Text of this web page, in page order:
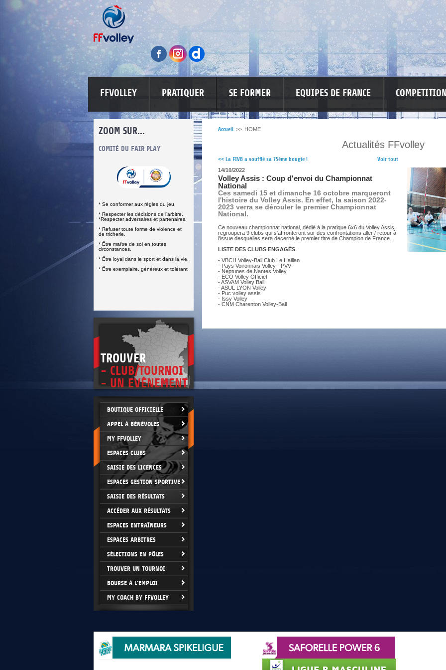
FFVOLLEY PRATIQUER SE FORMER EQUIPES DE FRANCE
ZOOM SUR...
DOCUMENTS UTILES
CLIQUEZ ICI
COMITÉ DU FAIR PLAY
* Se conformer aux règles du jeu.
* Respecter les décisions de l’arbitre.
*Respecter adversaires et partenaires.
* Refuser toute forme de violence et
de tricherie.
* Être maître de soi en toutes
circonstances.
* Être loyal dans le sport et dans la vie.
* Être exemplaire, généreux et tolérant
LUTTE CONTRE LES VIOLENCES INFORMATIONS
DOCUMENTS UTILES
SITUATION
COVID-19
CLIQUEZ ICI
TROUVER
- CLUB/TOURNOI
- UN EVÈNEMENT
BOUTIQUE OFFICIELLE
APPEL À BÉNÉVOLES
MY FFVOLLEY
ESPACES CLUBS
SAISIE DES LICENCES
ESPACES GESTION SPORTIVE
SAISIE DES RÉSULTATS
ACCÉDER AUX RÉSULTATS
ESPACES ENTRAÎNEURS
ESPACES ARBITRES
SÉLECTIONS EN PÔLES
TROUVER UN TOURNOI
BOURSE À L'EMPLOI
MY COACH BY FFVOLLEY
Accueil >> HOME
Actualités FFvolley
<< La FIVB a soufflé sa 75ème bougie ! Voir tout
14/10/2022
Volley Assis : Coup d'envoi du Championnat
National
Ces samedi 15 et dimanche 16 octobre marqueront
l'histoire du Volley Assis. En effet, la saison 2022-
2023 verra se dérouler le premier Championnat
National.
Ce nouveau championnat national, dédié à la pratique 6x6 du Volley Assis,
regroupera 9 clubs qui s'affronteront sur des confrontations aller / retour à
l'issue desquelles sera decerné le premier titre de Champion de France.
LISTE DES CLUBS ENGAGÉS
- VBCH Volley-Ball Club Le Haillan
- Pays Voironnais Volley - PVV
- Neptunes de Nantes Volley
- ECO Volley Officiel
- ASVAM Volley Ball
- ASUL LYON Volley
- Puc volley assis
- Issy Volley
- CNM Charenton Volley-Ball